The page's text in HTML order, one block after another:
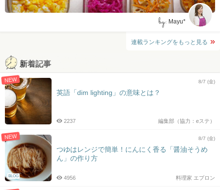
by: Mayu*
連載ランキングをもっと見る
新着記事
NEW 8/7 (金)
英語「dim lighting」の意味とは？
編集部（協力：eステ）
2237
NEW
BLOG
8/7 (金)
つゆはレンジで簡単！にんにく香る「醤油そうめ
ん」の作り方
料理家 エプロン
4956